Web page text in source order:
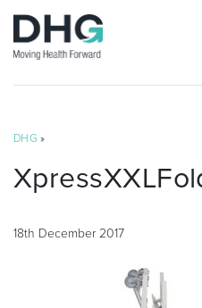
DHG »
18th December 2017